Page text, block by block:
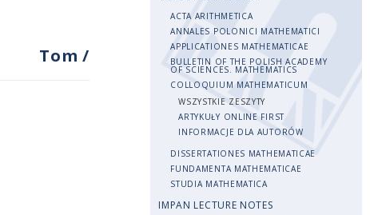
Tom/
ACTA ARITHMETICA
ANNALES POLONICI MATHEMATICI
APPLICATIONES MATHEMATICAE
BULLETIN OF THE POLISH ACADEMY
OF SCIENCES. MATHEMATICS
COLLOQUIUM MATHEMATICUM
WSZYSTKIE ZESZYTY
ARTYKUŁY ONLINE FIRST
INFORMACJE DLA AUTORÓW
DISSERTATIONES MATHEMATICAE
FUNDAMENTA MATHEMATICAE
STUDIA MATHEMATICA
IMPAN LECTURE NOTES